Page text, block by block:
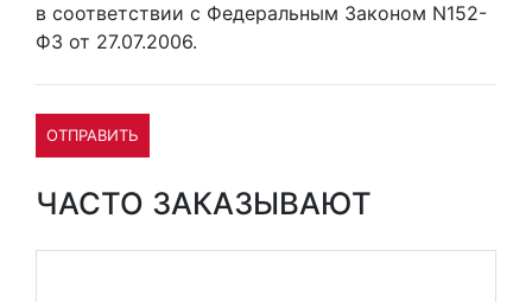
в соответствии с Федеральным Законом N152-
ФЗ от 27.07.2006.
ОТПРАВИТЬ
ЧАСТО ЗАКАЗЫВАЮТ